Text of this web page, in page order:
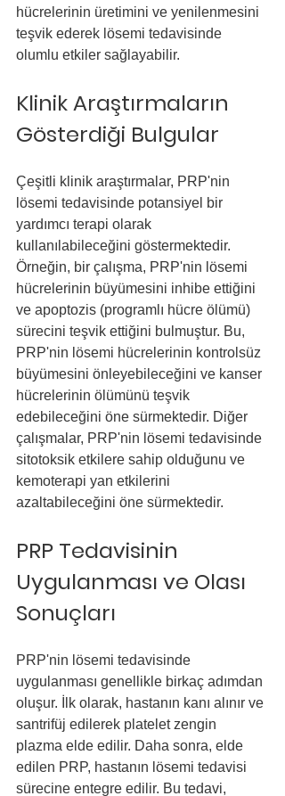
hücrelerinin üretimini ve yenilenmesini
teşvik ederek lösemi tedavisinde
olumlu etkiler sağlayabilir.
Klinik Araştırmaların
Gösterdiği Bulgular
Çeşitli klinik araştırmalar, PRP'nin
lösemi tedavisinde potansiyel bir
yardımcı terapi olarak
kullanılabileceğini göstermektedir.
Örneğin, bir çalışma, PRP'nin lösemi
hücrelerinin büyümesini inhibe ettiğini
ve apoptozis (programlı hücre ölümü)
sürecini teşvik ettiğini bulmuştur. Bu,
PRP'nin lösemi hücrelerinin kontrolsüz
büyümesini önleyebileceğini ve kanser
hücrelerinin ölümünü teşvik
edebileceğini öne sürmektedir. Diğer
çalışmalar, PRP'nin lösemi tedavisinde
sitotoksik etkilere sahip olduğunu ve
kemoterapi yan etkilerini
azaltabileceğini öne sürmektedir.
PRP Tedavisinin
Uygulanması ve Olası
Sonuçları
PRP'nin lösemi tedavisinde
uygulanması genellikle birkaç adımdan
oluşur. İlk olarak, hastanın kanı alınır ve
santrifüj edilerek platelet zengin
plazma elde edilir. Daha sonra, elde
edilen PRP, hastanın lösemi tedavisi
sürecine entegre edilir. Bu tedavi,